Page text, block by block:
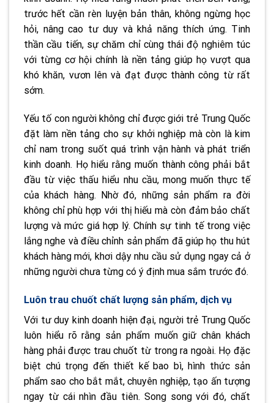
trước hết cần rèn luyện bản thân, không ngừng học
hỏi, nâng cao tư duy và khả năng thích ứng. Tinh
thần cầu tiến, sự chăm chỉ cùng thái độ nghiêm túc
với từng cơ hội chính là nền tảng giúp họ vượt qua
khó khăn, vươn lên và đạt được thành công từ rất
sớm.
Yếu tố con người không chỉ được giới trẻ Trung Quốc
đặt làm nền tảng cho sự khởi nghiệp mà còn là kim
chỉ nam trong suốt quá trình vận hành và phát triển
kinh doanh. Họ hiểu rằng muốn thành công phải bắt
đầu từ việc thấu hiểu nhu cầu, mong muốn thực tế
của khách hàng. Nhờ đó, những sản phẩm ra đời
không chỉ phù hợp với thị hiếu mà còn đảm bảo chất
lượng và mức giá hợp lý. Chính sự tinh tế trong việc
lắng nghe và điều chỉnh sản phẩm đã giúp họ thu hút
khách hàng mới, khơi dậy nhu cầu sử dụng ngay cả ở
những người chưa từng có ý định mua sắm trước đó.
Luôn trau chuốt chất lượng sản phẩm, dịch vụ
Với tư duy kinh doanh hiện đại, người trẻ Trung Quốc
luôn hiểu rõ rằng sản phẩm muốn giữ chân khách
hàng phải được trau chuốt từ trong ra ngoài. Họ đặc
biệt chú trọng đến thiết kế bao bì, hình thức sản
phẩm sao cho bắt mắt, chuyên nghiệp, tạo ấn tượng
ngay từ cái nhìn đầu tiên. Song song với đó, chất